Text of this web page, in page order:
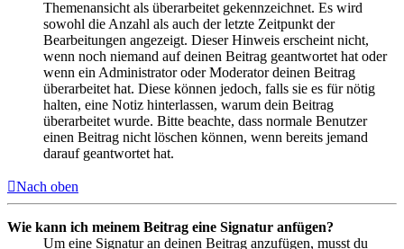
Themenansicht als überarbeitet gekennzeichnet. Es wird
sowohl die Anzahl als auch der letzte Zeitpunkt der
Bearbeitungen angezeigt. Dieser Hinweis erscheint nicht,
wenn noch niemand auf deinen Beitrag geantwortet hat oder
wenn ein Administrator oder Moderator deinen Beitrag
überarbeitet hat. Diese können jedoch, falls sie es für nötig
halten, eine Notiz hinterlassen, warum dein Beitrag
überarbeitet wurde. Bitte beachte, dass normale Benutzer
einen Beitrag nicht löschen können, wenn bereits jemand
darauf geantwortet hat.
Nach oben
Wie kann ich meinem Beitrag eine Signatur anfügen?
Um eine Signatur an deinen Beitrag anzufügen, musst du